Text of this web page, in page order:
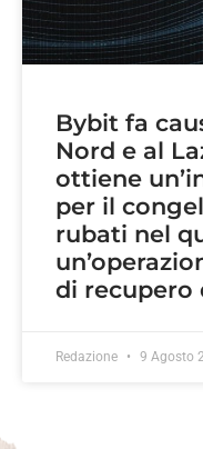
Bybit fa
Nord e al
ottiene
per il
rubati nel
di
Redazione 9 Agosto